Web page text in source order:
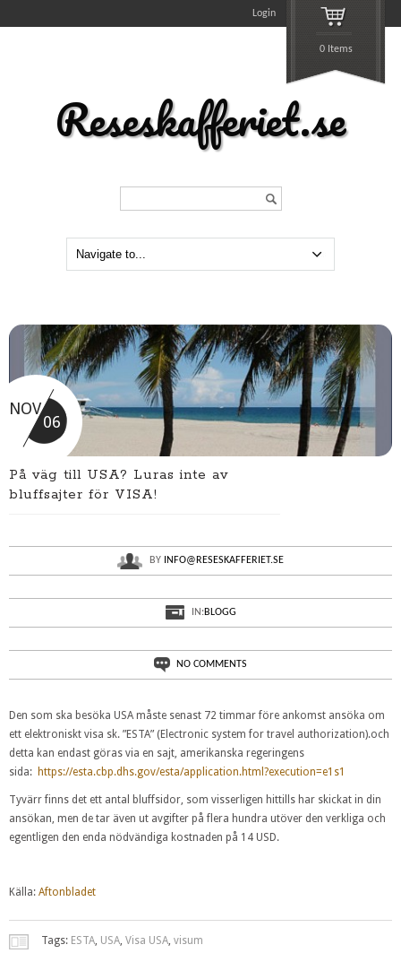
Login
0 Items
Reseskafferiet.se
NOV
06
På väg till USA? Luras inte av
bluffsajter för VISA!
BY INFO@RESESKAFFERIET.SE
IN:BLOGG
NO COMMENTS
Den som ska besöka USA måste senast 72 timmar före ankomst ansöka om
ett elektroniskt visa sk. ”ESTA” (Electronic system for travel authorization).och
detta kan endast göras via en sajt, amerikanska regeringens
sida: https://esta.cbp.dhs.gov/esta/application.html?execution=e1s1
Tyvärr finns det ett antal bluffsidor, som visserligen hittills har skickat in din
ansökan, men de tar även ut avgifter på flera hundra utöver den verkliga och
egentligen den enda nödvändiga kostnaden på 14 USD.
Källa: Aftonbladet
Tags: ESTA USA Visa USA visum